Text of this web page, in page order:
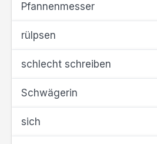
Pfannenmesser
rülpsen
schlecht schreiben
Schwägerin
sich